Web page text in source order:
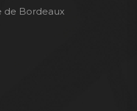
de Bordeaux